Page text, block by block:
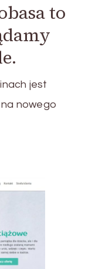
to
jest
nowego